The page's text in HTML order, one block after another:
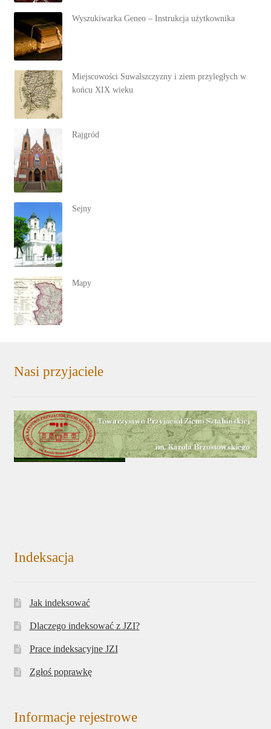
Wyszukiwarka Geneo – Instrukcja użytkownika
Miejscowości Suwalszczyzny i ziem przyległych w
końcu XIX wieku
Rajgród
Sejny
Mapy
Nasi przyjaciele
Indeksacja
Jak indeksować
Dlaczego indeksować z JZI?
Prace indeksacyjne JZI
Zgłoś poprawkę
Informacje rejestrowe